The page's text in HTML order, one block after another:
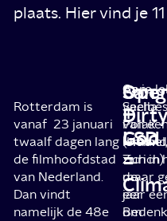
plaats. Hier vind je
Rotterdam is
vanaf 23 januari
twaalf dagen lang
de filmhoofdstad
van Nederland.
Dan vindt
namelijk de 48e
Dirty
God
Aan
Sacha
Polak
(Hemel,
Zurich)
de
eer
om
+
LSD
=
Ga je
van
zich in
maar
jaar